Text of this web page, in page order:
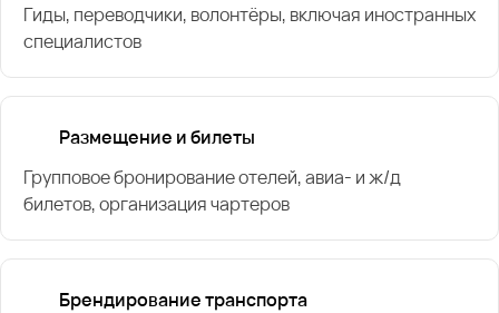
Гиды, переводчики, волонтёры, включая иностранных
специалистов
Размещение и билеты
Групповое бронирование отелей, авиа- и ж/д
билетов, организация чартеров
Брендирование транспорта